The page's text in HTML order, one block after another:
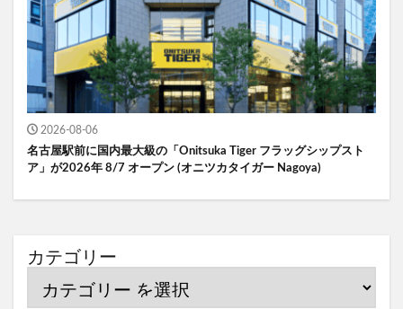
2026-08-06
名古屋駅前に国内最大級の「Onitsuka Tiger フラッグシップスト
ア」が2026年 8/7 オープン (オニツカタイガー Nagoya)
カテゴリー